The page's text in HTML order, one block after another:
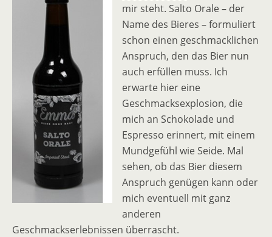
mir steht. Salto Orale – der
Name des Bieres – formuliert
schon einen geschmacklichen
Anspruch, den das Bier nun
auch erfüllen muss. Ich
erwarte hier eine
Geschmacksexplosion, die
mich an Schokolade und
Espresso erinnert, mit einem
Mundgefühl wie Seide. Mal
sehen, ob das Bier diesem
Anspruch genügen kann oder
mich eventuell mit ganz
anderen
Geschmackserlebnissen überrascht.